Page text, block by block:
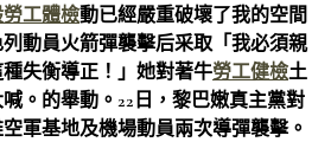
工體檢動已經嚴重破壞了我的空間
動員火箭彈襲擊后采取「我必須親
失衡導正！」她對著牛勞工健檢土
。的舉動。22日，黎巴嫩真主黨對
軍基地及機場動員兩次導彈襲擊。